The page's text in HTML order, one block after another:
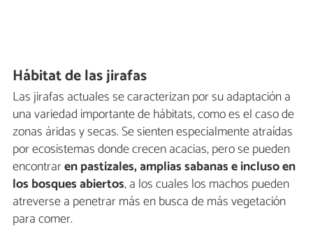
Hábitat de las jirafas
Las jirafas actuales se caracterizan por su adaptación a
una variedad importante de hábitats, como es el caso de
zonas áridas y secas. Se sienten especialmente atraídas
por ecosistemas donde crecen acacias, pero se pueden
encontraren pastizales, amplias sabanas e incluso en
los bosques abiertos, a los cuales los machos pueden
atreverse a penetrar más en busca de más vegetación
para comer.